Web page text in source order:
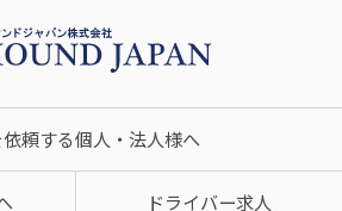
頼する個人・法人様へ
ドライバー求人